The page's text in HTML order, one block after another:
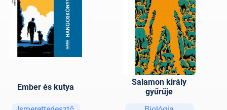
Ember és kutya
Salamon király
gyűrűje